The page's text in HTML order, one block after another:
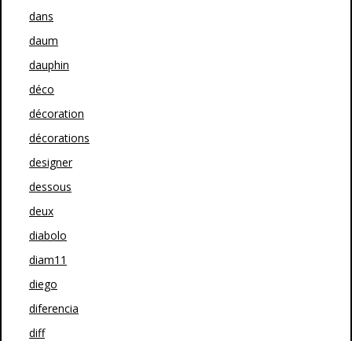
dans
daum
dauphin
déco
décoration
décorations
designer
dessous
deux
diabolo
diam11
diego
diferencia
diff